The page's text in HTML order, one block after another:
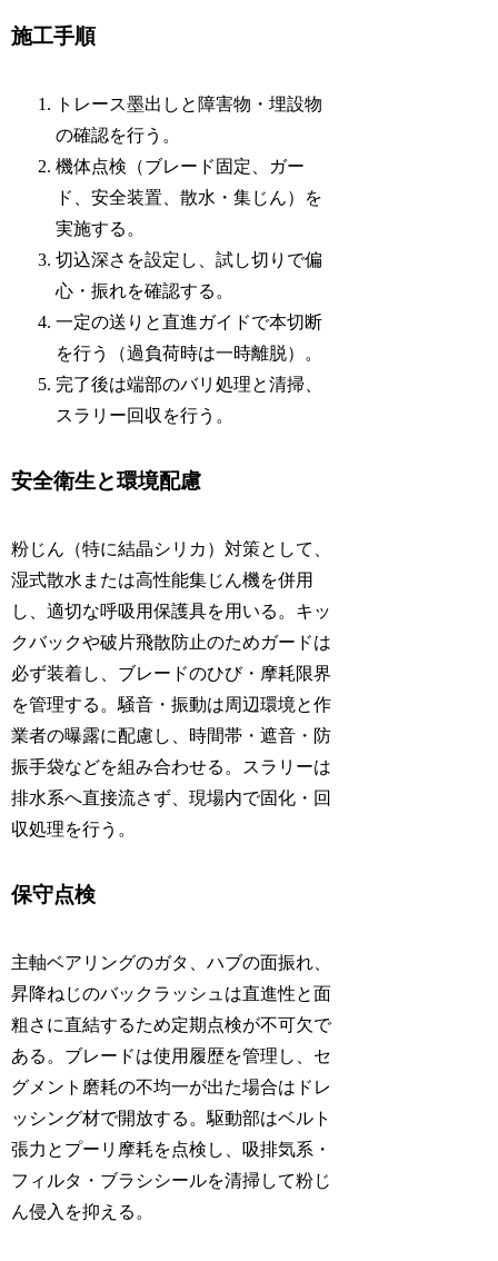
施工手順
トレース墨出しと障害物・埋設物
の確認を行う。
機体点検（ブレード固定、ガー
ド、安全装置、散水・集じん）を
実施する。
切込深さを設定し、試し切りで偏
心・振れを確認する。
一定の送りと直進ガイドで本切断
を行う（過負荷時は一時離脱）。
完了後は端部のバリ処理と清掃、
スラリー回収を行う。
安全衛生と環境配慮
粉じん（特に結晶シリカ）対策として、
湿式散水または高性能集じん機を併用
し、適切な呼吸用保護具を用いる。キッ
クバックや破片飛散防止のためガードは
必ず装着し、ブレードのひび・摩耗限界
を管理する。騒音・振動は周辺環境と作
業者の曝露に配慮し、時間帯・遮音・防
振手袋などを組み合わせる。スラリーは
排水系へ直接流さず、現場内で固化・回
収処理を行う。
保守点検
主軸ベアリングのガタ、ハブの面振れ、
昇降ねじのバックラッシュは直進性と面
粗さに直結するため定期点検が不可欠で
ある。ブレードは使用履歴を管理し、セ
グメント磨耗の不均一が出た場合はドレ
ッシング材で開放する。駆動部はベルト
張力とプーリ摩耗を点検し、吸排気系・
フィルタ・ブラシシールを清掃して粉じ
ん侵入を抑える。